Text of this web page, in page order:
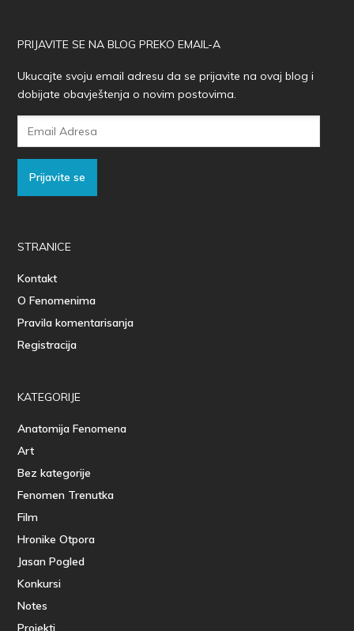
PRIJAVITE SE NA BLOG PREKO EMAIL-A
Ukucajte svoju email adresu da se prijavite na ovaj blog i
dobijate obavještenja o novim postovima.
Prijavite se
STRANICE
Kontakt
O Fenomenima
Pravila komentarisanja
Registracija
KATEGORIJE
Anatomija Fenomena
Art
Bez kategorije
Fenomen Trenutka
Film
Hronike Otpora
Jasan Pogled
Konkursi
Notes
Projekti